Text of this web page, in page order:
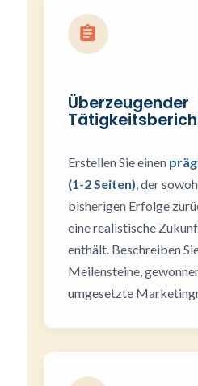
Überzeugender
Erstellen Sie einen
(1-2 Seiten), der
bisherigen Erfolge
eine realistische
enthält. Beschreiben
Meilensteine,
umgesetzte